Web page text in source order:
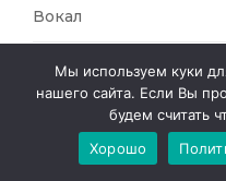
Вокал
Времена Года
География
Геокешинг
Мы используем куки
нашего сайта. Если Вы
будем считать
Хорошо